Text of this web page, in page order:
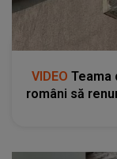
VIDEO Teama
români să